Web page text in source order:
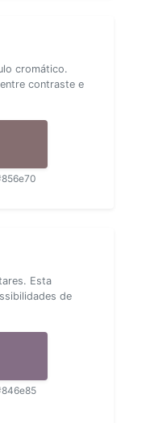
cromático.
contraste e
Esta
de